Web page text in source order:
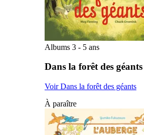
Albums 3 - 5 ans
Dans la forêt des géants
Voir Dans la forêt des géants
À paraître